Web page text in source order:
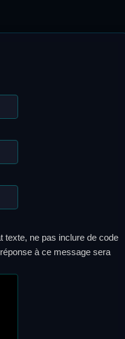
texte, ne pas inclure de code
à ce message sera